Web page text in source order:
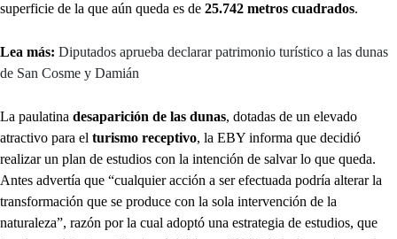
superficie de la que aún queda es de 25.742 metros cuadrados.
Lea más: Diputados aprueba declarar patrimonio turístico a las dunas
de San Cosme y Damián
La paulatina desaparición de las dunas, dotadas de un elevado
atractivo para el turismo receptivo, la EBY informa que decidió
realizar un plan de estudios con la intención de salvar lo que queda.
Antes advertía que “cualquier acción a ser efectuada podría alterar la
transformación que se produce con la sola intervención de la
naturaleza”, razón por la cual adoptó una estrategia de estudios, que